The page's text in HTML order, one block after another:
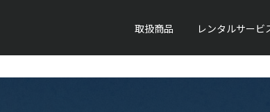
取扱商品 レンタルサービ